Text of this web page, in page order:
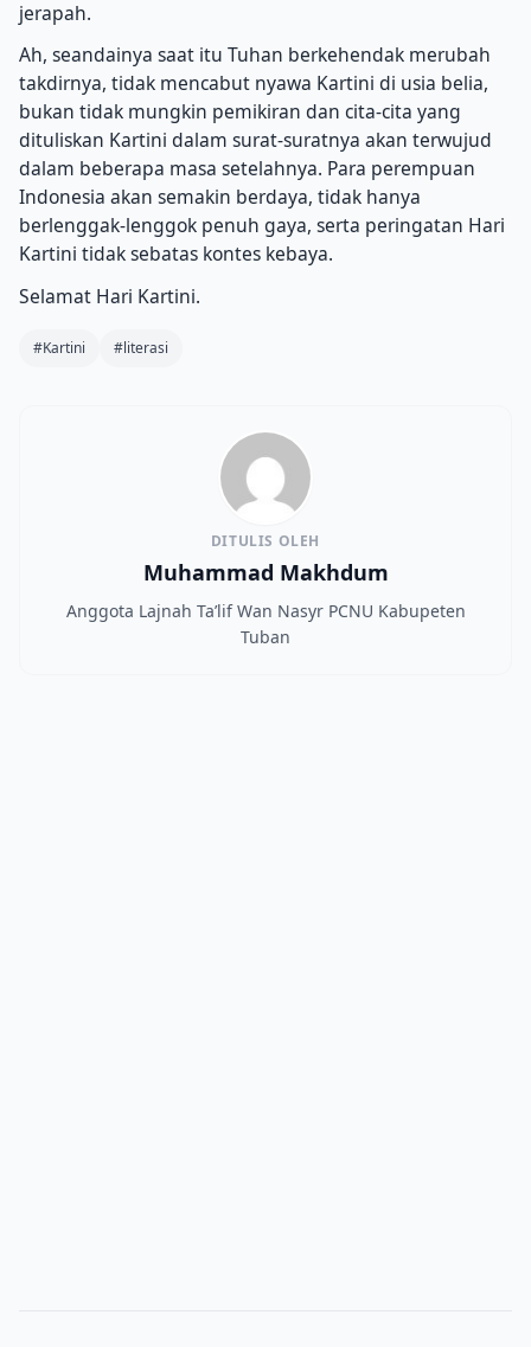
jerapah.
Ah, seandainya saat itu Tuhan berkehendak merubah
takdirnya, tidak mencabut nyawa Kartini di usia belia,
bukan tidak mungkin pemikiran dan cita-cita yang
dituliskan Kartini dalam surat-suratnya akan terwujud
dalam beberapa masa setelahnya. Para perempuan
Indonesia akan semakin berdaya, tidak hanya
berlenggak-lenggok penuh gaya, serta peringatan Hari
Kartini tidak sebatas kontes kebaya.
Selamat Hari Kartini.
#Kartini #literasi
DITULIS OLEH
Muhammad Makhdum
Anggota Lajnah Ta’lif Wan Nasyr PCNU Kabupeten
Tuban